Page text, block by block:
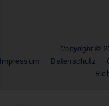
Copyright ©
Datenschutz